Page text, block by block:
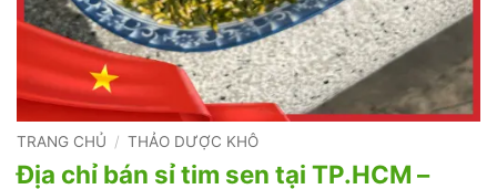
TRANG CHỦ / THẢO DƯỢC KHÔ
Địa chỉ bán sỉ tim sen tại TP.HCM –